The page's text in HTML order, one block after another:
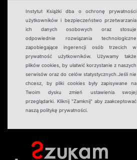
Instytut Książki dba o ochronę prywatności
użytkowników i bezpieczeństwo przetwarzania
ich danych osobowych oraz stosuje
odpowiednie rozwiązania technologiczne
zapobiegające ingerencji osób trzecich w
prywatność użytkowników. Używamy także
plików cookies, by ułatwić korzystanie z naszych
serwisów oraz do celów statystycznych.Jeśli nie
chcesz, by pliki cookies były zapisywane na
Twoim dysku zmień ustawienia swojej
przeglądarki. Kliknij "Zamknij" aby zaakceptować
naszą politykę prywatności.